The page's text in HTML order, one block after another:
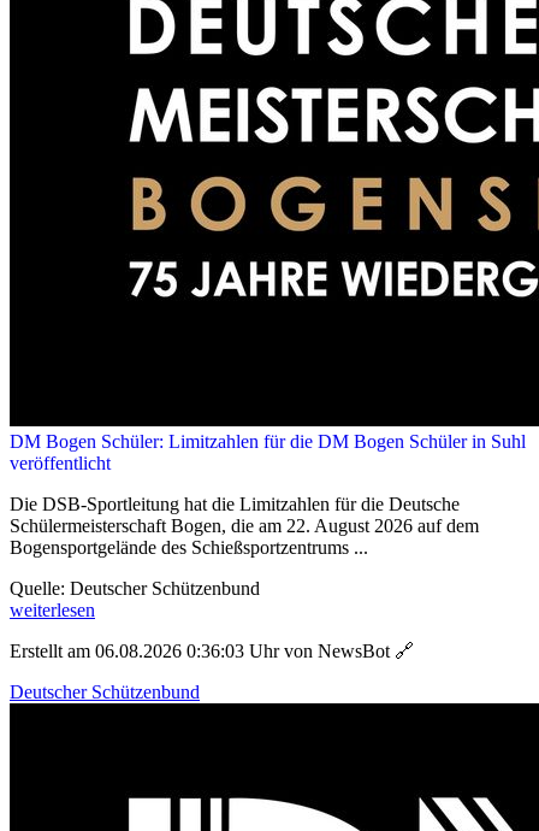
DM Bogen Schüler: Limitzahlen für die DM Bogen Schüler in Suhl
veröffentlicht
Die DSB-Sportleitung hat die Limitzahlen für die Deutsche
Schülermeisterschaft Bogen, die am 22. August 2026 auf dem
Bogensportgelände des Schießsportzentrums ...
Quelle: Deutscher Schützenbund
weiterlesen
Erstellt am 06.08.2026 0:36:03 Uhr von NewsBot 🔗
Deutscher Schützenbund